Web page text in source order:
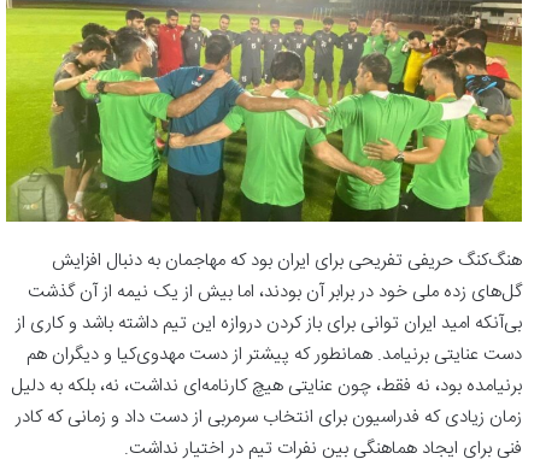
هنگ‌کنگ حریفی تفریحی برای ایران بود که مهاجمان به دنبال افزایش
گل‌های زده ملی خود در برابر آن بودند، اما بیش از یک نیمه از آن گذشت
بی‌آنکه امید ایران توانی برای باز کردن دروازه این تیم داشته باشد و کاری از
دست عنایتی برنیامد. همانطور که پیشتر از دست مهدوی‌کیا و دیگران هم
برنیامده بود، نه فقط، چون عنایتی هیچ کارنامه‌ای نداشت، نه، بلکه به دلیل
زمان زیادی که فدراسیون برای انتخاب سرمربی از دست داد و زمانی که کادر
فنی برای ایجاد هماهنگی بین نفرات تیم در اختیار نداشت.